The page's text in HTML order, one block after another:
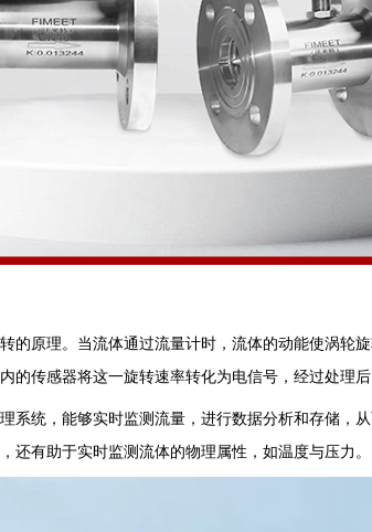
的原理。当流体通过流量计时，流体的动能使涡轮
的传感器将这一旋转速率转化为电信号，经过处理后
系统，能够实时监测流量，进行数据分析和存储，
还有助于实时监测流体的物理属性，如温度与压力。